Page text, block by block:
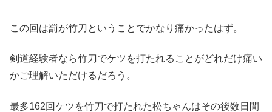
この回は罰が竹刀ということでかなり痛かったはず。
剣道経験者なら竹刀でケツを打たれることがどれだけ痛い
かご理解いただけるだろう。
最多162回ケツを竹刀で打たれた松ちゃんはその後数日間